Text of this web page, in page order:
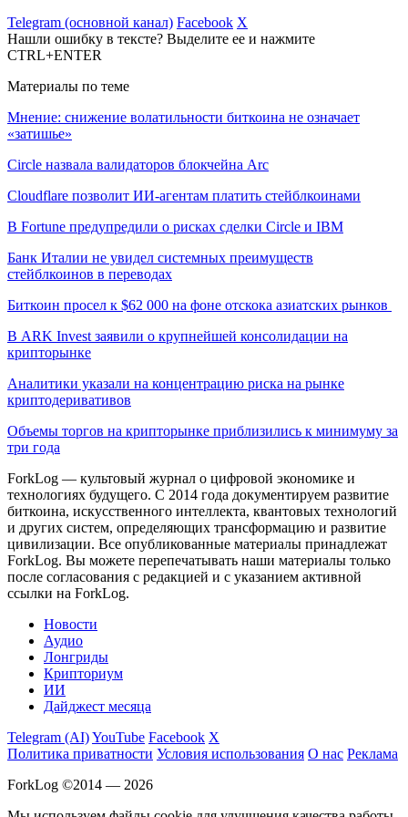
Telegram (основной канал) Facebook X
Нашли ошибку в тексте? Выделите ее и нажмите
CTRL+ENTER
Материалы по теме
Мнение: снижение волатильности биткоина не означает
«затишье»
Circle назвала валидаторов блокчейна Arc
Cloudflare позволит ИИ-агентам платить стейблкоинами
В Fortune предупредили о рисках сделки Circle и IBM
Банк Италии не увидел системных преимуществ
стейблкоинов в переводах
Биткоин просел к $62 000 на фоне отскока азиатских рынков
В ARK Invest заявили о крупнейшей консолидации на
крипторынке
Аналитики указали на концентрацию риска на рынке
криптодеривативов
Объемы торгов на крипторынке приблизились к минимуму за
три года
ForkLog — культовый журнал о цифровой экономике и
технологиях будущего. С 2014 года документируем развитие
биткоина, искусственного интеллекта, квантовых технологий
и других систем, определяющих трансформацию и развитие
цивилизации. Все опубликованные материалы принадлежат
ForkLog. Вы можете перепечатывать наши материалы только
после согласования с редакцией и с указанием активной
ссылки на ForkLog.
Новости
Аудио
Лонгриды
Крипториум
ИИ
Дайджест месяца
Telegram (AI)YouTube Facebook X
Политика приватности Условия использования О нас Реклама
ForkLog ©2014 — 2026